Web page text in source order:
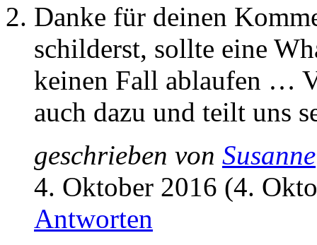
Danke für deinen
schilderst, sollte eine
keinen Fall ablaufen …
auch dazu und teilt uns
geschrieben von Susanne
4. Oktober 2016 (4.
Antworten